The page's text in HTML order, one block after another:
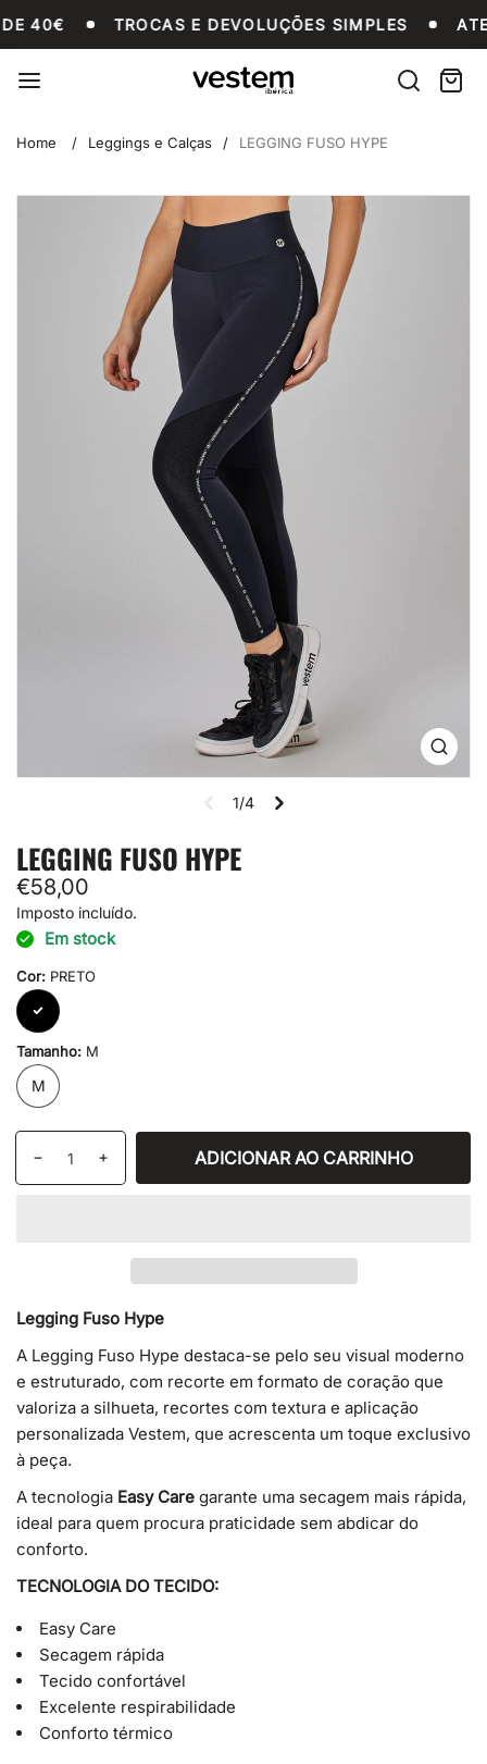
conteúdo
DE 40€ TROCAS E DEVOLUÇÕES SIMPLES
40€ TROCAS E DEVOLUÇÕES SIMPLES
ProcurarUnid
Home Leggings e Calças LEGGING FUSO HYPE
Abrir
mídia
1/4
LEGGING FUSO HYPE
Preço
normal
€58,00
Imposto incluído.
Em stock
Cor: PRETO
PRETO
Tamanho: M
M
Diminuir
quantidade
Aumentar
a
LEGGING
FUSO
ADICIONAR AO CARRINHO
Legging Fuso Hype
A Legging Fuso Hype destaca-se pelo seu visual moderno
e estruturado, com recorte em formato de coração que
valoriza a silhueta, recortes com textura e aplicação
personalizada Vestem, que acrescenta um toque exclusivo
à peça.
A tecnologia Easy Care garante uma secagem mais rápida,
ideal para quem procura praticidade sem abdicar do
conforto.
TECNOLOGIA DO TECIDO:
Easy Care
Secagem rápida
Tecido confortável
Excelente respirabilidade
Conforto térmico